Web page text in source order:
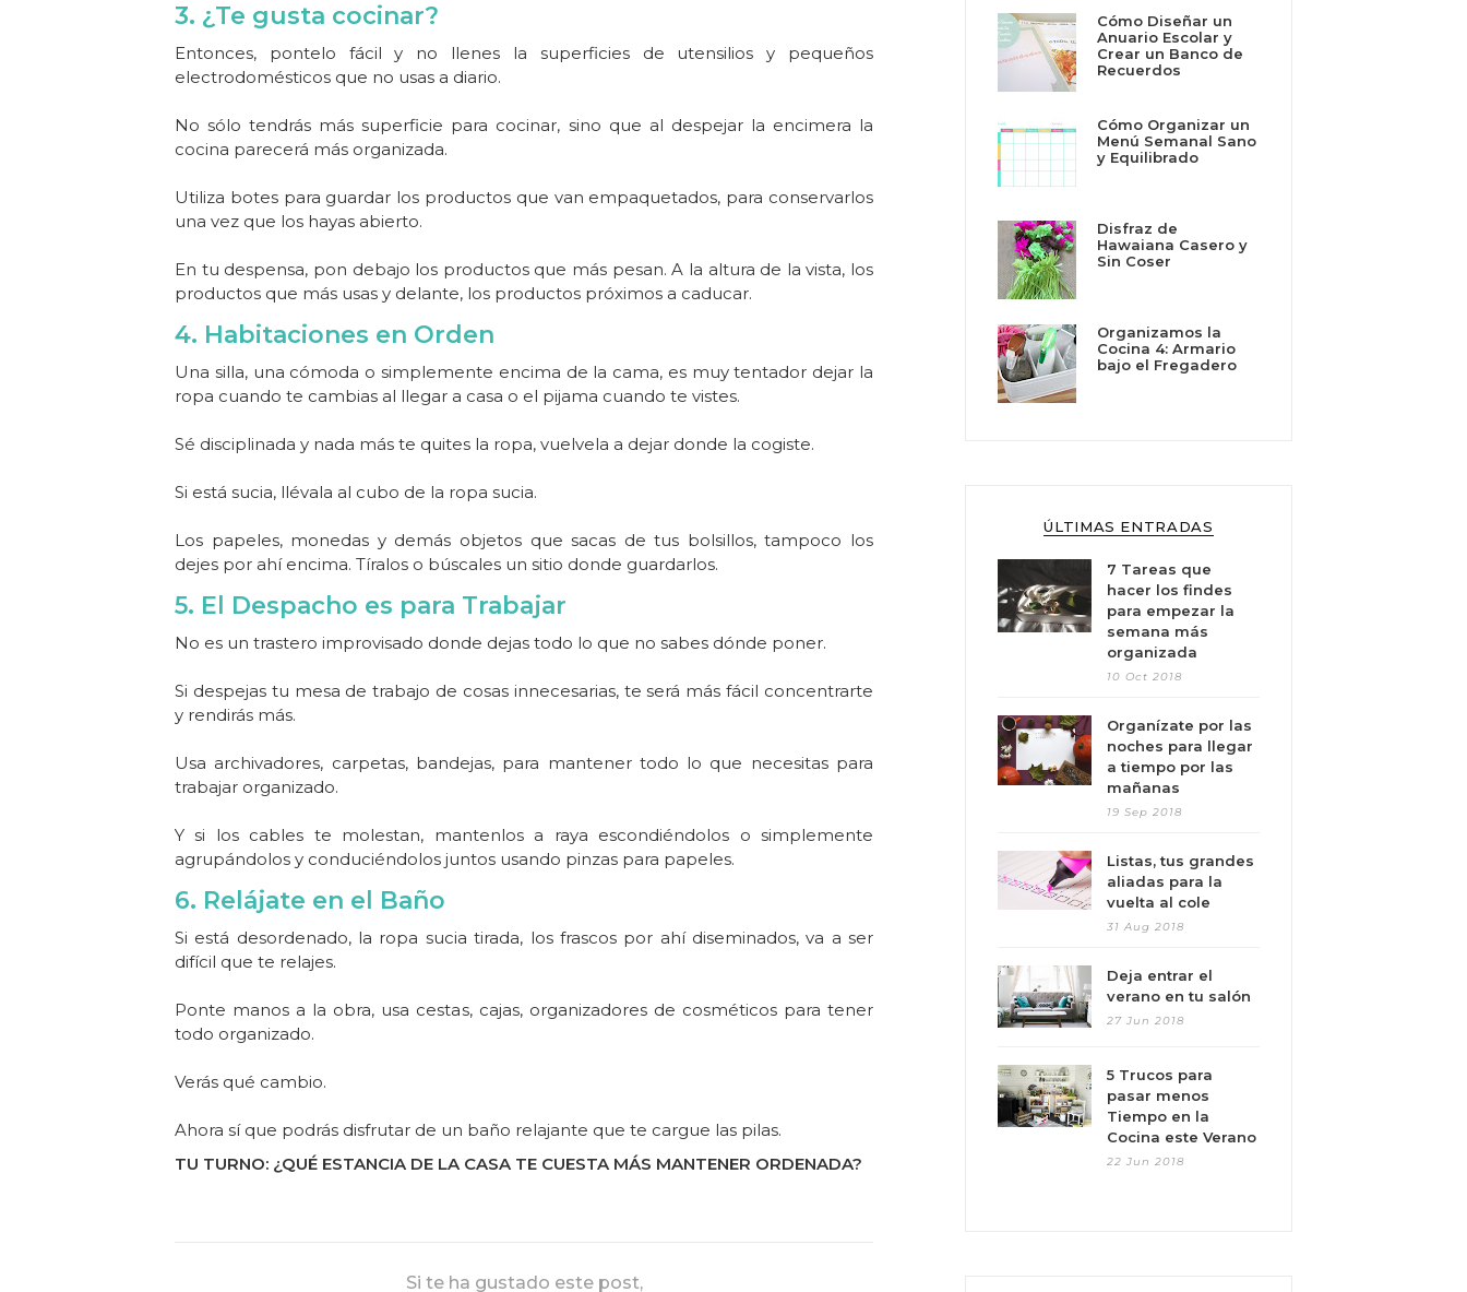
3. ¿Te gusta cocinar?
Entonces, pontelo fácil y no llenes la superficies de utensilios y pequeños
electrodomésticos que no usas a diario.
No sólo tendrás más superficie para cocinar, sino que al despejar la encimera la
cocina parecerá más organizada.
Utiliza botes para guardar los productos que van empaquetados, para conservarlos
una vez que los hayas abierto.
En tu despensa, pon debajo los productos que más pesan. A la altura de la vista, los
productos que más usas y delante, los productos próximos a caducar.
4. Habitaciones en Orden
Una silla, una cómoda o simplemente encima de la cama, es muy tentador dejar la
ropa cuando te cambias al llegar a casa o el pijama cuando te vistes.
Sé disciplinada y nada más te quites la ropa, vuelvela a dejar donde la cogiste.
Si está sucia, llévala al cubo de la ropa sucia.
Los papeles, monedas y demás objetos que sacas de tus bolsillos, tampoco los
dejes por ahí encima. Tíralos o búscales un sitio donde guardarlos.
5. El Despacho es para Trabajar
No es un trastero improvisado donde dejas todo lo que no sabes dónde poner.
Si despejas tu mesa de trabajo de cosas innecesarias, te será más fácil concentrarte
y rendirás más.
Usa archivadores, carpetas, bandejas, para mantener todo lo que necesitas para
trabajar organizado.
Y si los cables te molestan, mantenlos a raya escondiéndolos o simplemente
agrupándolos y conduciéndolos juntos usando pinzas para papeles.
6. Relájate en el Baño
Si está desordenado, la ropa sucia tirada, los frascos por ahí diseminados, va a ser
difícil que te relajes.
Ponte manos a la obra, usa cestas, cajas, organizadores de cosméticos para tener
todo organizado.
Verás qué cambio.
Ahora sí que podrás disfrutar de un baño relajante que te cargue las pilas.
TU TURNO: ¿QUÉ ESTANCIA DE LA CASA TE CUESTA MÁS MANTENER ORDENADA?
Si te ha gustado este post,
Cómo Diseñar un
Anuario Escolar y
Crear un Banco de
Recuerdos
Cómo Organizar un
Menú Semanal Sano
y Equilibrado
Disfraz de
Hawaiana Casero y
Sin Coser
Organizamos la
Cocina 4: Armario
bajo el Fregadero
ÚLTIMAS ENTRADAS
7 Tareas que
hacer los findes
para empezar la
semana más
organizada
10 Oct 2018
Organízate por las
noches para llegar
a tiempo por las
mañanas
19 Sep 2018
Listas, tus grandes
aliadas para la
vuelta al cole
31 Aug 2018
Deja entrar el
verano en tu salón
27 Jun 2018
5 Trucos para
pasar menos
Tiempo en la
Cocina este Verano
22 Jun 2018